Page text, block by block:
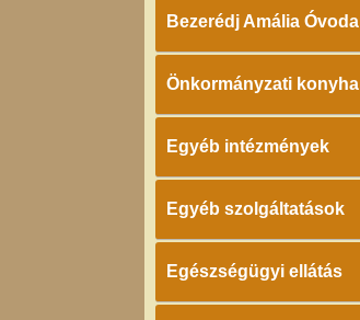
Bezerédj Amália Óvoda
Önkormányzati konyha
Egyéb intézmények
Egyéb szolgáltatások
Egészségügyi ellátás